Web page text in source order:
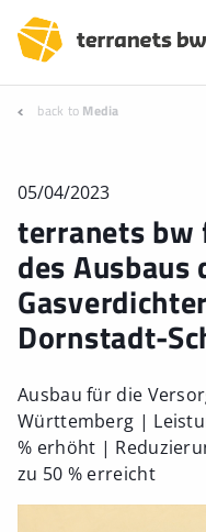
back to Media
05/04/2023
terranets bw
des Ausbaus
Dornstadt-
Ausbau für die
Württemberg |
% erhöht |
zu 50 % erreicht